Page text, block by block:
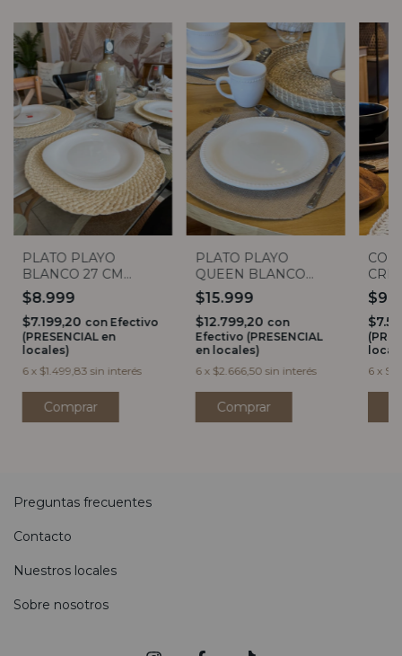
PLATO PLAYO
BLANCO 27 CM
BORMIOLI ROCCO
$8.999
$7.199,20 con Efectivo
(PRESENCIAL en
locales)
6 x $1.499,83 sin interés
PLATO PLAYO
QUEEN BLANCO
27CM
$15.999
$12.799,20 con
Efectivo (PRESENCIAL
en locales)
6 x $2.666,50 sin interés
6 x
Preguntas frecuentes
Contacto
Nuestros locales
Sobre nosotros